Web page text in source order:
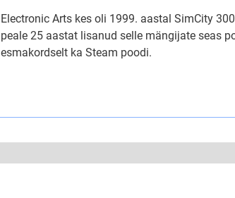
Electronic Arts kes oli 1999. aastal SimCity
peale 25 aastat lisanud selle mängijate seas
esmakordselt ka Steam poodi.